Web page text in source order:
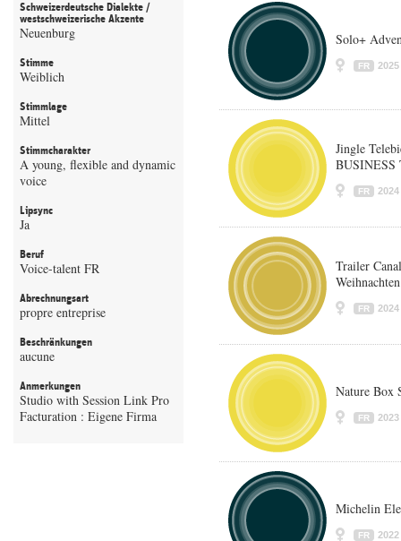
Schweizerdeutsche Dialekte /
westschweizerische Akzente
Neuenburg
Stimme
Weiblich
Stimmlage
Mittel
Stimmcharakter
A young, flexible and dynamic
voice
Lipsync
Ja
Beruf
Voice-talent FR
Abrechnungsart
propre entreprise
Beschränkungen
aucune
Anmerkungen
Studio with Session Link Pro
Facturation : Eigene Firma
Solo+
FR 2025
Jingle
FR 2024
Trailer
Weihnachten
FR 2024
Nature Box
FR 2023
Michelin
FR 2022